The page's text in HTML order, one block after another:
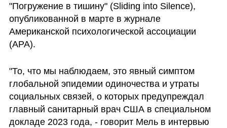
"Погружение в тишину" (Sliding into Silence),
опубликованной в марте в журнале
Американской психологической ассоциации
(APA).
"То, что мы наблюдаем, это явный симптом
глобальной эпидемии одиночества и утраты
социальных связей, о которых предупреждал
главный санитарный врач США в специальном
докладе 2023 года, - говорит Мель в интервью